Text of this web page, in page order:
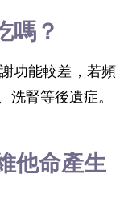
嗎？
功能較差，若頻
洗腎等後遺症。
他命產生